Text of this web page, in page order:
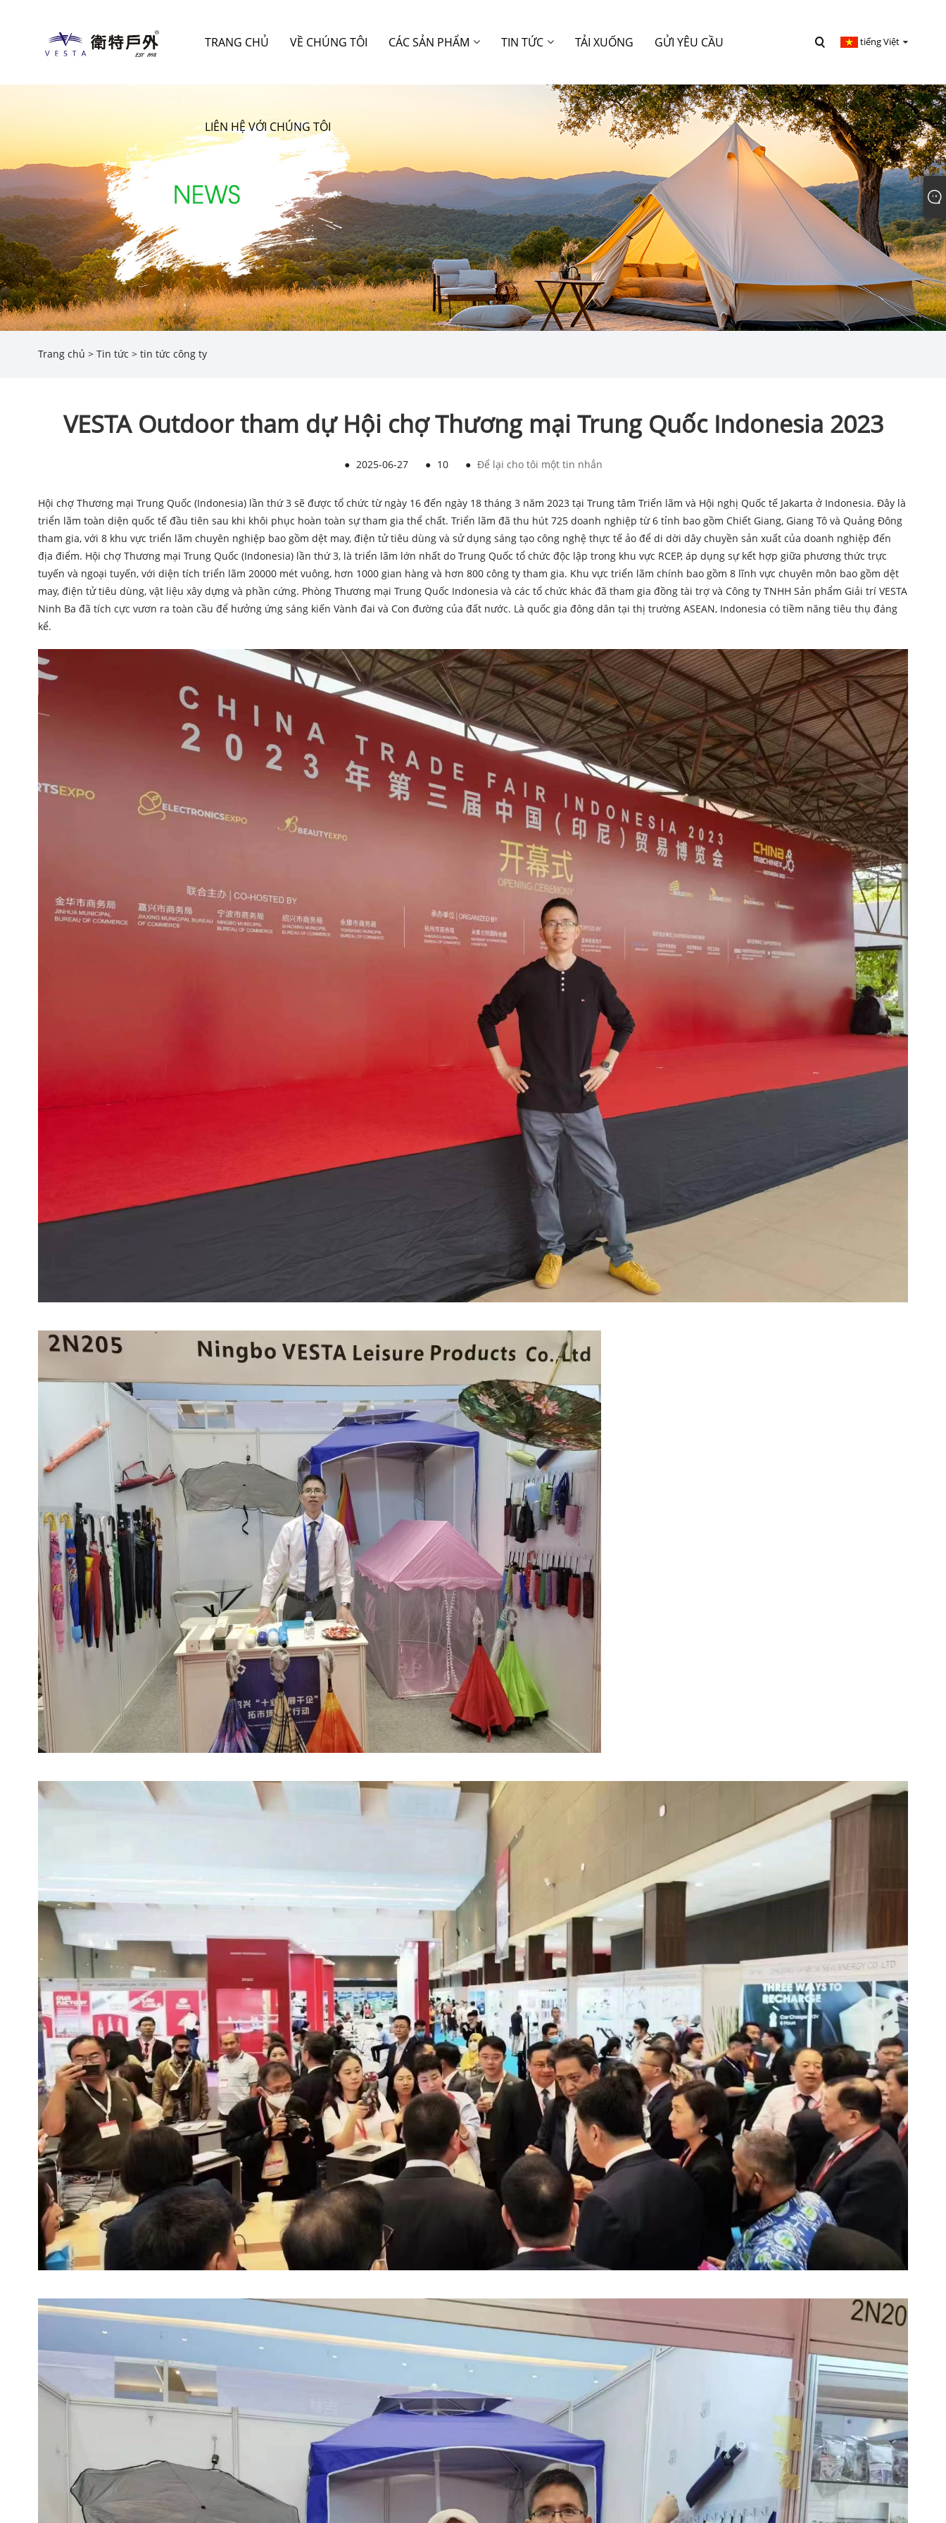
TRANG CHỦ VỀ CHÚNG TÔI CÁC SẢN PHẨM TIN TỨC TẢI XUỐNG GỬI YÊU CẦU
LIÊN HỆ VỚI CHÚNG TÔI
tiếng Việt
Trang chủ > Tin tức > tin tức công ty
VESTA Outdoor tham dự Hội chợ Thương mại Trung Quốc Indonesia 2023
● 2025-06-27 ● 10 ● Để lại cho tôi một tin nhắn
Hội chợ Thương mại Trung Quốc (Indonesia) lần thứ 3 sẽ được tổ chức từ ngày 16 đến ngày 18 tháng 3 năm 2023 tại Trung tâm Triển lãm và Hội nghị Quốc tế Jakarta ở Indonesia. Đây là
triển lãm toàn diện quốc tế đầu tiên sau khi khôi phục hoàn toàn sự tham gia thể chất. Triển lãm đã thu hút 725 doanh nghiệp từ 6 tỉnh bao gồm Chiết Giang, Giang Tô và Quảng Đông
tham gia, với 8 khu vực triển lãm chuyên nghiệp bao gồm dệt may, điện tử tiêu dùng và sử dụng sáng tạo công nghệ thực tế ảo để di dời dây chuyền sản xuất của doanh nghiệp đến
địa điểm. Hội chợ Thương mại Trung Quốc (Indonesia) lần thứ 3, là triển lãm lớn nhất do Trung Quốc tổ chức độc lập trong khu vực RCEP, áp dụng sự kết hợp giữa phương thức trực
tuyến và ngoại tuyến, với diện tích triển lãm 20000 mét vuông, hơn 1000 gian hàng và hơn 800 công ty tham gia. Khu vực triển lãm chính bao gồm 8 lĩnh vực chuyên môn bao gồm dệt
may, điện tử tiêu dùng, vật liệu xây dựng và phần cứng. Phòng Thương mại Trung Quốc Indonesia và các tổ chức khác đã tham gia đồng tài trợ và Công ty TNHH Sản phẩm Giải trí VESTA
Ninh Ba đã tích cực vươn ra toàn cầu để hưởng ứng sáng kiến ​​Vành đai và Con đường của đất nước. Là quốc gia đông dân tại thị trường ASEAN, Indonesia có tiềm năng tiêu thụ đáng
kể.